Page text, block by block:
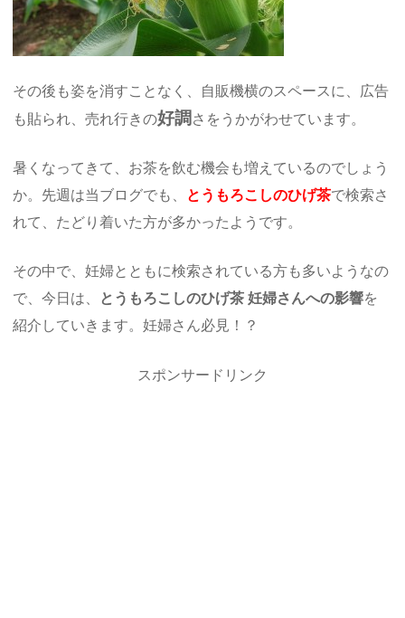
その後も姿を消すことなく、自販機横のスペースに、広告
も貼られ、売れ行きの好調 さをうかがわせています。
暑くなってきて、お茶を飲む機会も増えているのでしょう
か。先週は当ブログでも、 とうもろこしのひげ茶で検索さ
れて、たどり着いた方が多かったようです。
その中で、妊婦とともに検索されている方も多いようなの
で、今日は、 とうもろこしのひげ茶 妊婦さんへの影響を
紹介していきます。妊婦さん必見！？
スポンサードリンク